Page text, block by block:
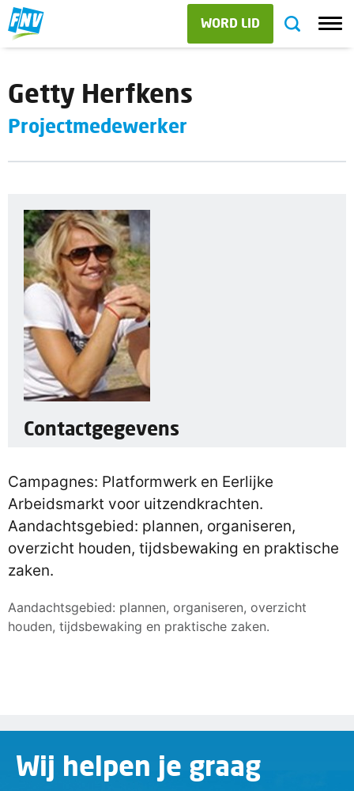
WORD LID
Getty Herfkens
Projectmedewerker
Contactgegevens
Campagnes: Platformwerk en Eerlijke
Arbeidsmarkt voor uitzendkrachten.
Aandachtsgebied: plannen, organiseren,
overzicht houden, tijdsbewaking en praktische
zaken.
Aandachtsgebied: plannen, organiseren, overzicht
houden, tijdsbewaking en praktische zaken.
Wij helpen je graag